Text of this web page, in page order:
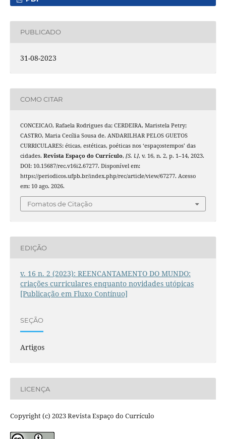
PUBLICADO
31-08-2023
COMO CITAR
CONCEICAO, Rafaela Rodrigues da; CERDEIRA, Maristela Petry;
CASTRO, Maria Cecília Sousa de. ANDARILHAR PELOS GUETOS
CURRICULARES: éticas, estéticas, poéticas nos ‘espaçostempos’ das
cidades. Revista Espaço do Currículo, [S. l.], v. 16, n. 2, p. 1–14, 2023.
DOI: 10.15687/rec.v16i2.67277. Disponível em:
https://periodicos.ufpb.br/index.php/rec/article/view/67277. Acesso
em: 10 ago. 2026.
Fomatos de Citação
EDIÇÃO
v. 16 n. 2 (2023): REENCANTAMENTO DO MUNDO:
criações curriculares enquanto novidades utópicas
[Publicação em Fluxo Contínuo]
SEÇÃO
Artigos
LICENÇA
Copyright (c) 2023 Revista Espaço do Currículo